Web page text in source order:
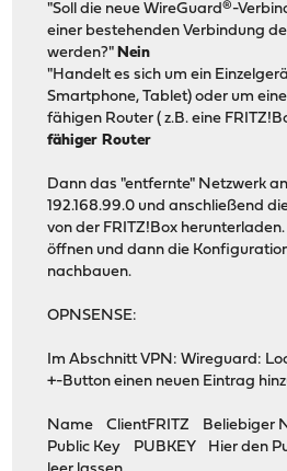
"Soll die neue WireGuard®-
einer bestehenden Verbindung
werden?"Nein
"Handelt es sich um ein
Smartphone, Tablet) oder um
fähigen Router ( z.B. eine
fähiger Router
Dann das "entfernte" Netzwerk
192.168.99.0 und anschließend
von der FRITZ!Box
öffnen und dann die
nachbauen.
OPNSENSE:
Im Abschnitt VPN: Wireguard:
+-Button einen neuen Eintrag
Name ClientFRITZ Beliebiger
Public Key PUBKEY Hier den